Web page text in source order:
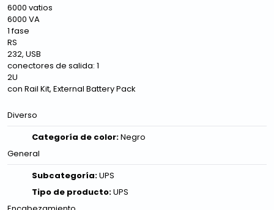
6000 vatios
6000 VA
1 fase
RS
232, USB
conectores de salida: 1
2U
con Rail Kit, External Battery Pack
Diverso
Categoría de color:Negro
General
Subcategoría:UPS
Tipo de producto:UPS